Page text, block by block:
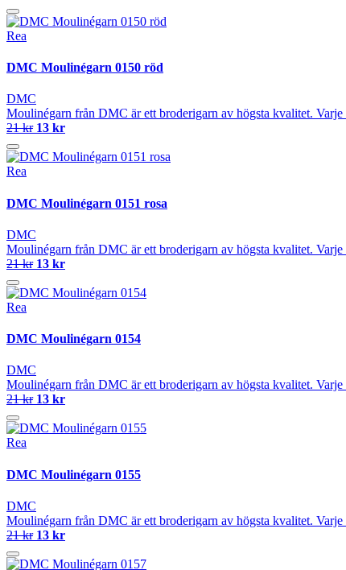
Rea
DMC Moulinégarn 0150 röd
DMC
Moulinégarn från DMC är ett broderigarn av högsta kvalitet.
21 kr 13 kr
Rea
DMC Moulinégarn 0151 rosa
DMC
Moulinégarn från DMC är ett broderigarn av högsta kvalitet.
21 kr 13 kr
Rea
DMC Moulinégarn 0154
DMC
Moulinégarn från DMC är ett broderigarn av högsta kvalitet.
21 kr 13 kr
Rea
DMC Moulinégarn 0155
DMC
Moulinégarn från DMC är ett broderigarn av högsta kvalitet.
21 kr 13 kr